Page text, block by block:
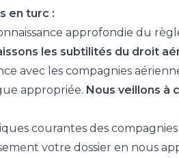
en turc :
approfondie du
les subtilités du droit
avec les compagnies
appropriée. Nous veillons à
courantes des
votre dossier en nous